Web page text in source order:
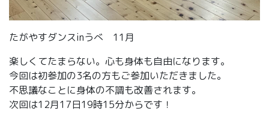
たがやすダンスinうべ 11月
楽しくてたまらない。心も身体も自由になります。
今回は初参加の3名の方もご参加いただきました。
不思議なことに身体の不調も改善されます。
次回は12月17日19時15分からです！